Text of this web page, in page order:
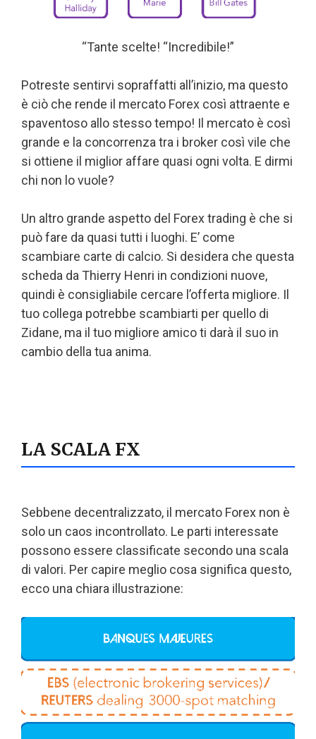
“Tante scelte! “Incredibile!”
Potreste sentirvi sopraffatti all’inizio, ma questo
è ciò che rende il mercato Forex così attraente e
spaventoso allo stesso tempo! Il mercato è così
grande e la concorrenza tra i broker così vile che
si ottiene il miglior affare quasi ogni volta. E dirmi
chi non lo vuole?
Un altro grande aspetto del Forex trading è che si
può fare da quasi tutti i luoghi. E’ come
scambiare carte di calcio. Si desidera che questa
scheda da Thierry Henri in condizioni nuove,
quindi è consigliabile cercare l’offerta migliore. Il
tuo collega potrebbe scambiarti per quello di
Zidane, ma il tuo migliore amico ti darà il suo in
cambio della tua anima.
LA SCALA FX
Sebbene decentralizzato, il mercato Forex non è
solo un caos incontrollato. Le parti interessate
possono essere classificate secondo una scala
di valori. Per capire meglio cosa significa questo,
ecco una chiara illustrazione: